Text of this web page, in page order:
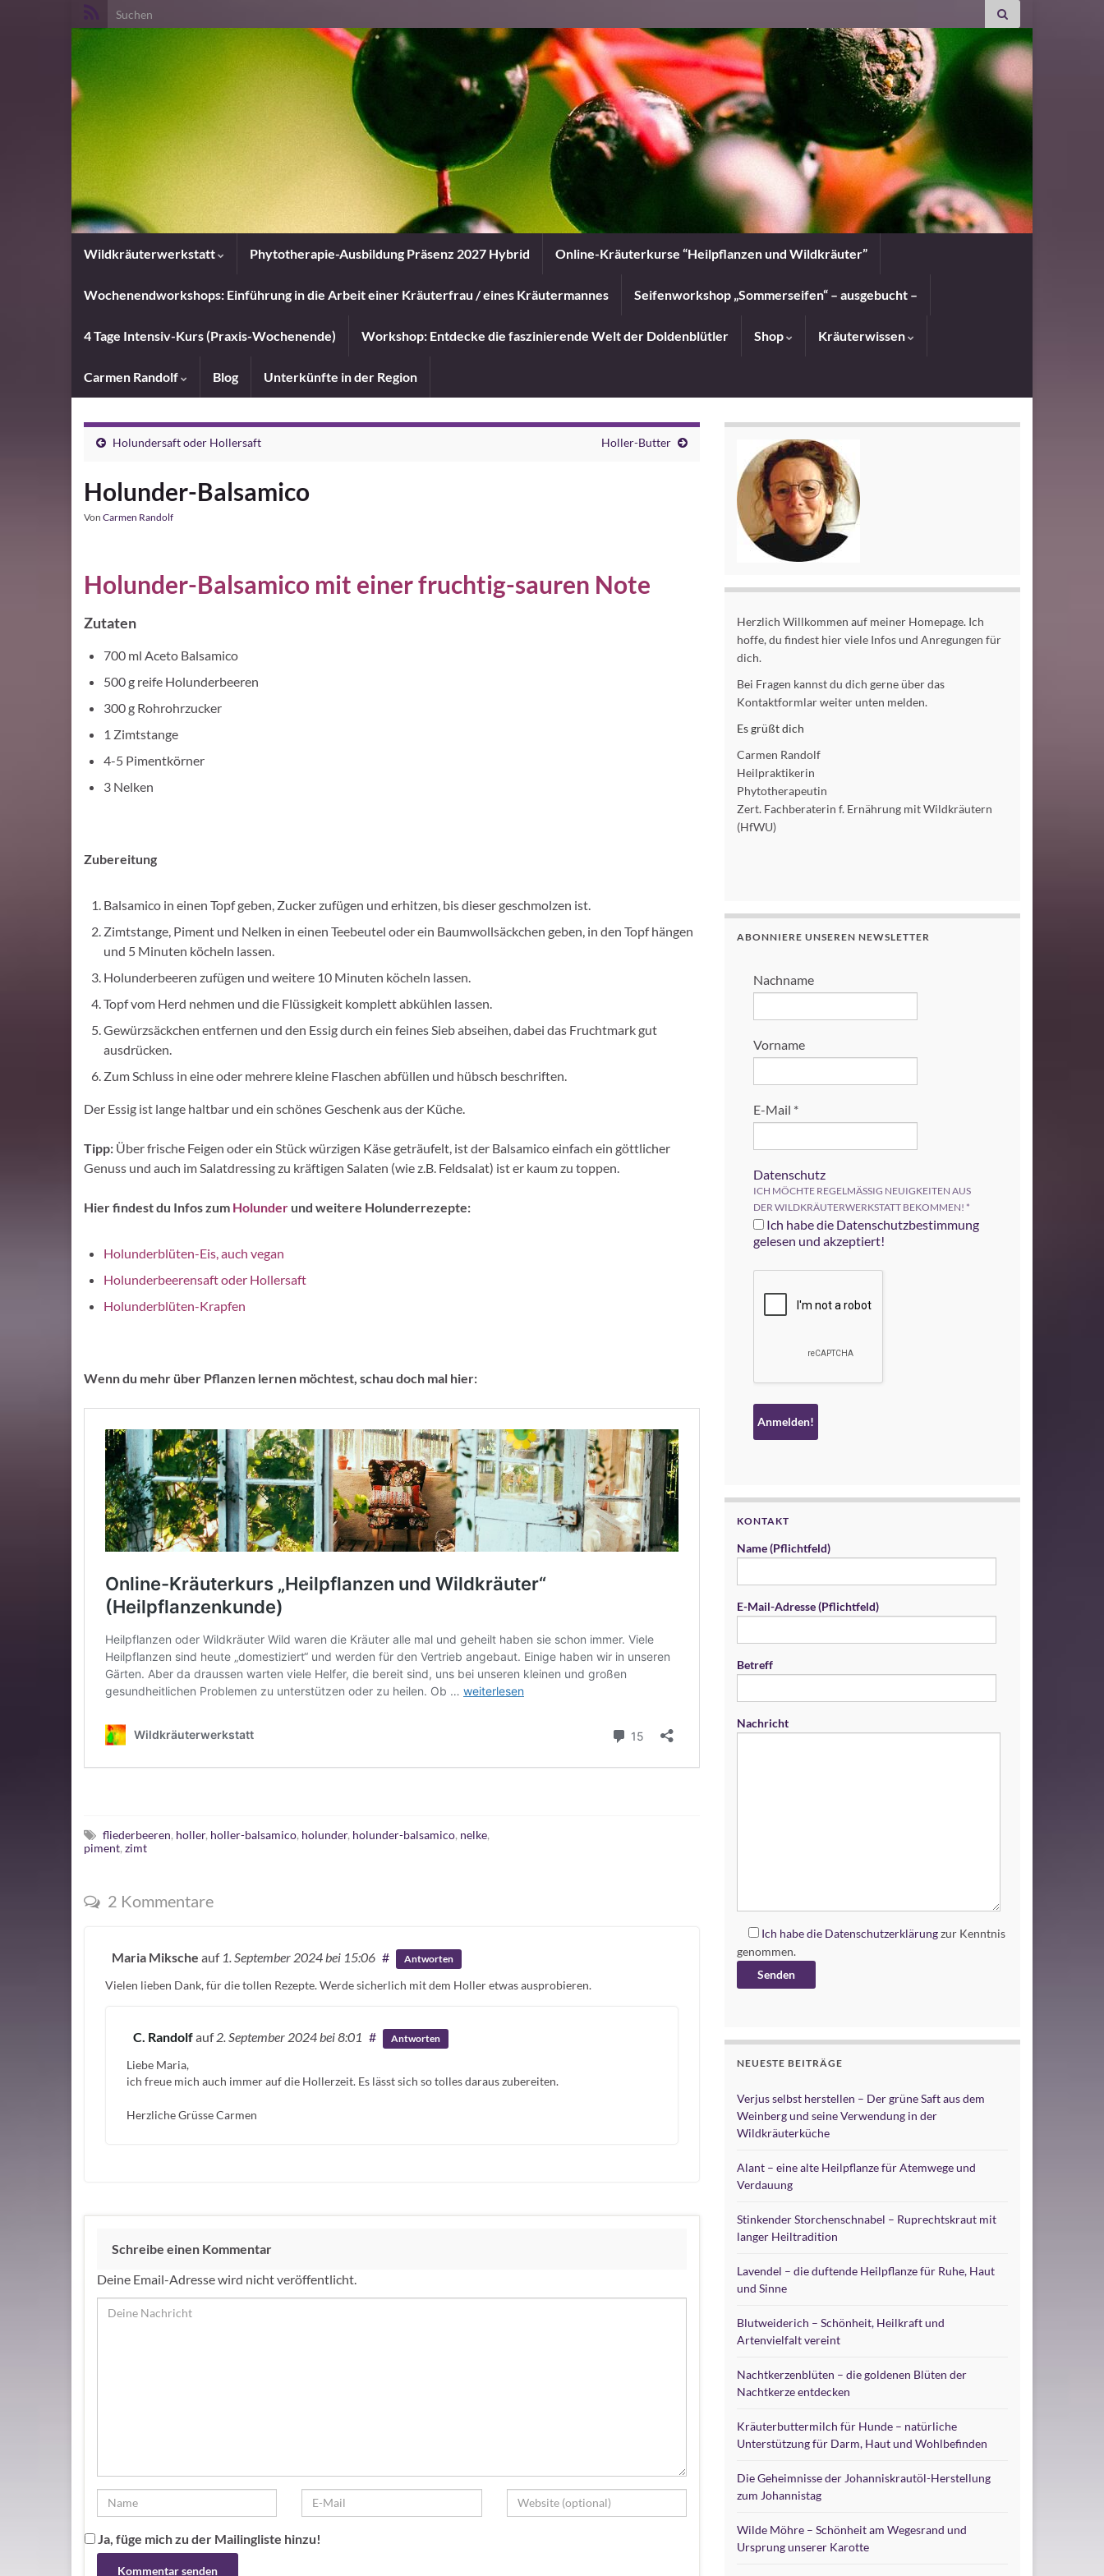
Search for:
Wildkräuterwerkstatt Phytotherapie-Ausbildung Präsenz 2027 Hybrid Online-Kräuterkurse “Heilpflanzen und Wildkräuter”
Wochenendworkshops: Einführung in die Arbeit einer Kräuterfrau / eines Kräutermannes Seifenworkshop „Sommerseifen“ – ausgebucht –
4 Tage Intensiv-Kurs (Praxis-Wochenende) Workshop: Entdecke die faszinierende Welt der Doldenblütler Shop Kräuterwissen
Carmen Randolf Blog Unterkünfte in der Region
Holundersaft oder Hollersaft Holler-Butter
Holunder-Balsamico
Von Carmen Randolf
Holunder-Balsamico mit einer fruchtig-sauren Note
Zutaten
700 ml Aceto Balsamico
500 g reife Holunderbeeren
300 g Rohrohrzucker
1 Zimtstange
4-5 Pimentkörner
3 Nelken
Zubereitung
Balsamico in einen Topf geben, Zucker zufügen und erhitzen, bis dieser geschmolzen ist.
Zimtstange, Piment und Nelken in einen Teebeutel oder ein Baumwollsäckchen geben, in den Topf hängen
und 5 Minuten köcheln lassen.
Holunderbeeren zufügen und weitere 10 Minuten köcheln lassen.
Topf vom Herd nehmen und die Flüssigkeit komplett abkühlen lassen.
Gewürzsäckchen entfernen und den Essig durch ein feines Sieb abseihen, dabei das Fruchtmark gut
ausdrücken.
Zum Schluss in eine oder mehrere kleine Flaschen abfüllen und hübsch beschriften.
Der Essig ist lange haltbar und ein schönes Geschenk aus der Küche.
Tipp: Über frische Feigen oder ein Stück würzigen Käse geträufelt, ist der Balsamico einfach ein göttlicher
Genuss und auch im Salatdressing zu kräftigen Salaten (wie z.B. Feldsalat) ist er kaum zu toppen.
Hier findest du Infos zum Holunder und weitere Holunderrezepte:
Holunderblüten-Eis, auch vegan
Holunderbeerensaft oder Hollersaft
Holunderblüten-Krapfen
Wenn du mehr über Pflanzen lernen möchtest, schau doch mal hier:
fliederbeeren, holler, holler-balsamico, holunder, holunder-balsamico, nelke,
piment, zimt
2 Kommentare
Maria Miksche auf 1. September 2024bei 15:06 # Antworten
Vielen lieben Dank, für die tollen Rezepte. Werde sicherlich mit dem Holler etwas ausprobieren.
C. Randolfauf2. September 2024bei 8:01 # Antworten
Liebe Maria,
ich freue mich auch immer auf die Hollerzeit. Es lässt sich so tolles daraus zubereiten.
Herzliche Grüsse Carmen
Schreibe einen Kommentar
Deine Email-Adresse wird nicht veröffentlicht.
Ja, füge mich zu der Mailingliste hinzu!
Herzlich Willkommen auf meiner Homepage. Ich
hoffe, du findest hier viele Infos und Anregungen für
dich.
Bei Fragen kannst du dich gerne über das
Kontaktformlar weiter unten melden.
Es grüßt dich
Carmen Randolf
Heilpraktikerin
Phytotherapeutin
Zert. Fachberaterin f. Ernährung mit Wildkräutern
(HfWU)
ABONNIERE UNSEREN NEWSLETTER
Nachname
Vorname
E-Mail *
Datenschutz
ICH MÖCHTE REGELMÄSSIG NEUIGKEITEN AUS
DER WILDKRÄUTERWERKSTATT BEKOMMEN! *
Ich habe die Datenschutzbestimmung
gelesen und akzeptiert!
KONTAKT
Name (Pflichtfeld)
E-Mail-Adresse (Pflichtfeld)
Betreff
Nachricht
Ich habe die Datenschutzerklärungzur Kenntnis
genommen.
NEUESTE BEITRÄGE
Verjus selbst herstellen – Der grüne Saft aus dem
Weinberg und seine Verwendung in der
Wildkräuterküche
Alant – eine alte Heilpflanze für Atemwege und
Verdauung
Stinkender Storchenschnabel – Ruprechtskraut mit
langer Heiltradition
Lavendel – die duftende Heilpflanze für Ruhe, Haut
und Sinne
Blutweiderich – Schönheit, Heilkraft und
Artenvielfalt vereint
Nachtkerzenblüten – die goldenen Blüten der
Nachtkerze entdecken
Kräuterbuttermilch für Hunde – natürliche
Unterstützung für Darm, Haut und Wohlbefinden
Die Geheimnisse der Johanniskrautöl-Herstellung
zum Johannistag
Wilde Möhre – Schönheit am Wegesrand und
Ursprung unserer Karotte